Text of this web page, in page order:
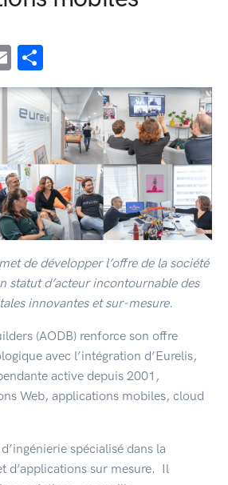
Email
de développer l’offre de la société
statut d’acteur incontournable des
innovantes et sur-mesure.
(AODB) renforce son offre
avec l’intégration d’Eurelis,
active depuis 2001,
Web, applications mobiles, cloud
spécialisé dans la
d’applications sur mesure. Il